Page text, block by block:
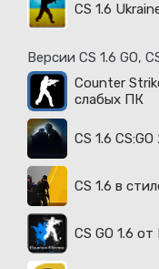
CS 1.6
Версии CS 1.6 GO,
Counter
слабых ПК
CS 1.6
CS 1.6 в
CS GO 1.6